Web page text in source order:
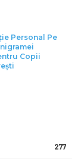
Personal Pe
Copii
277